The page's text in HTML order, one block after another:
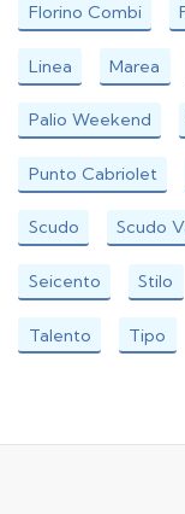
Florino Combi
Linea Marea
Palio Weekend
Punto Cabriolet
Scudo Scudo
Seicento Stilo
Talento Tipo